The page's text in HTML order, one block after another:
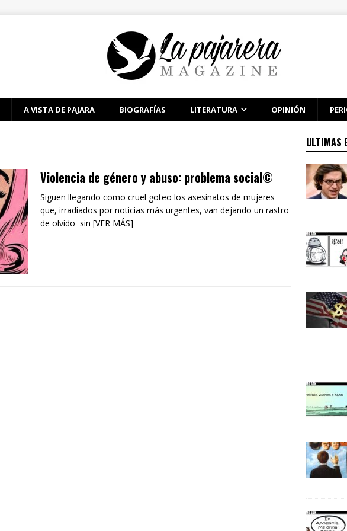
A VISTA DE PAJARA BIOGRAFÍAS LITERATURA OPINIÓN
Violencia de género y abuso: problema social©
Siguen llegando como cruel goteo los asesinatos de mujeres
que, irradiados por noticias más urgentes, van dejando un rastro
de olvido sin [VER MÁS]
ULTIMAS